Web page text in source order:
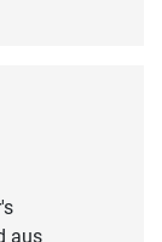
aus